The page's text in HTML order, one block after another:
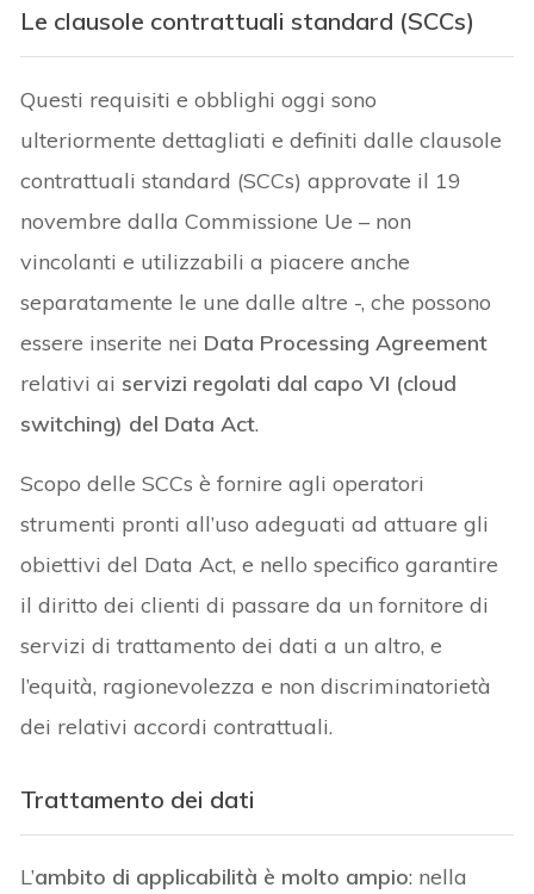
Le clausole contrattuali standard (SCCs)
Questi requisiti e obblighi oggi sono
ulteriormente dettagliati e definiti dalle clausole
contrattuali standard (SCCs) approvate il 19
novembre dalla Commissione Ue – non
vincolanti e utilizzabili a piacere anche
separatamente le une dalle altre -, che possono
essere inserite nei Data Processing Agreement
relativi ai servizi regolati dal capo VI (cloud
switching) del Data Act.
Scopo delle SCCs è fornire agli operatori
strumenti pronti all’uso adeguati ad attuare gli
obiettivi del Data Act, e nello specifico garantire
il diritto dei clienti di passare da un fornitore di
servizi di trattamento dei dati a un altro, e
l’equità, ragionevolezza e non discriminatorietà
dei relativi accordi contrattuali.
Trattamento dei dati
L’ambito di applicabilità è molto ampio: nella